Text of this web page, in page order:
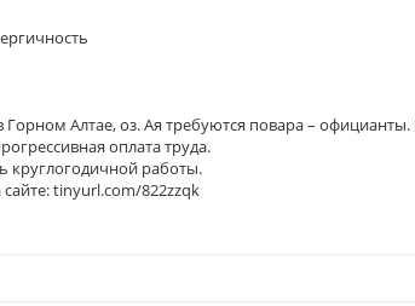
Горном Алтае, оз. Ая требуются повара –
оплата труда.
работы.
tinyurl.com/822zzqk